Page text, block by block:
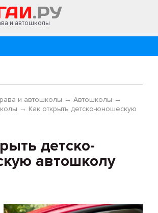
и автошколы
и автошколы → Автошколы →
→ Как открыть детско-юношескую
детско-
автошколу